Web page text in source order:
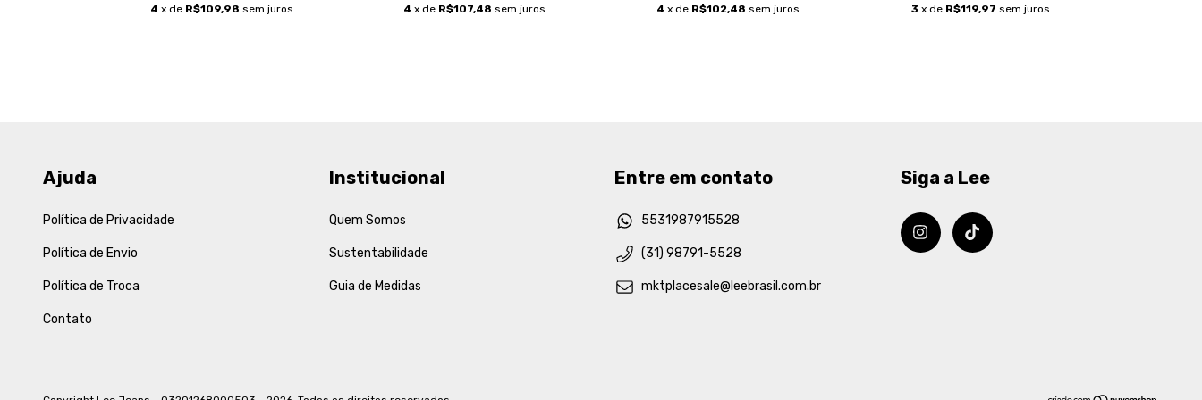
4 x de R$109,98 sem juros 4 x de R$107,48 sem juros 4 x de R$102,48 sem juros 3 x de R$119,97 sem juros
Ajuda
Política de Privacidade
Política de Envio
Política de Troca
Contato
Institucional
Quem Somos
Sustentabilidade
Guia de Medidas
Entre em contato
5531987915528
(31) 98791-5528
mktplacesale@leebrasil.com.br
Siga a Lee